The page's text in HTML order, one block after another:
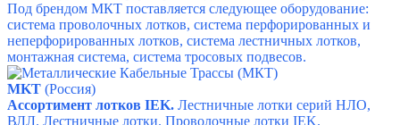
Под брендом МКТ поставляется следующее оборудование:
система проволочных лотков, система перфорированных и
неперфорированных лотков, система лестничных лотков,
монтажная система, система тросовых подвесов.
MKT (Россия)
Ассортимент лотков IEK. Лестничные лотки серий НЛО,
ВЛЛ. Лестничные лотки. Проволочные лотки IEK.